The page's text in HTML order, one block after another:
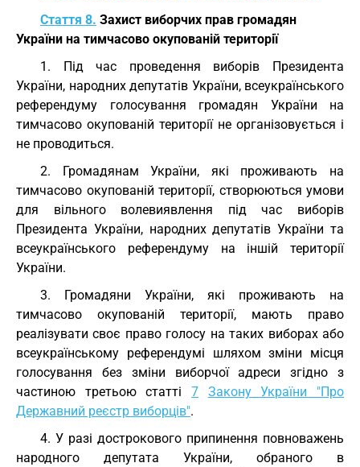
Стаття 8. Захист виборчих прав громадян
України на тимчасово окупованій території
1. Під час проведення виборів Президента
України, народних депутатів України, всеукраїнського
референдуму голосування громадян України на
тимчасово окупованій території не організовується і
не проводиться.
2. Громадянам України, які проживають на
тимчасово окупованій території, створюються умови
для вільного волевиявлення під час виборів
Президента України, народних депутатів України та
всеукраїнського референдуму на іншій території
України.
3. Громадяни України, які проживають на
тимчасово окупованій території, мають право
реалізувати своє право голосу на таких виборах або
всеукраїнському референдумі шляхом зміни місця
голосування без зміни виборчої адреси згідно з
частиною третьою статті 7
Закону України "Про
Державний реєстр виборців".
4. У разі дострокового припинення повноважень
народного депутата України, обраного в